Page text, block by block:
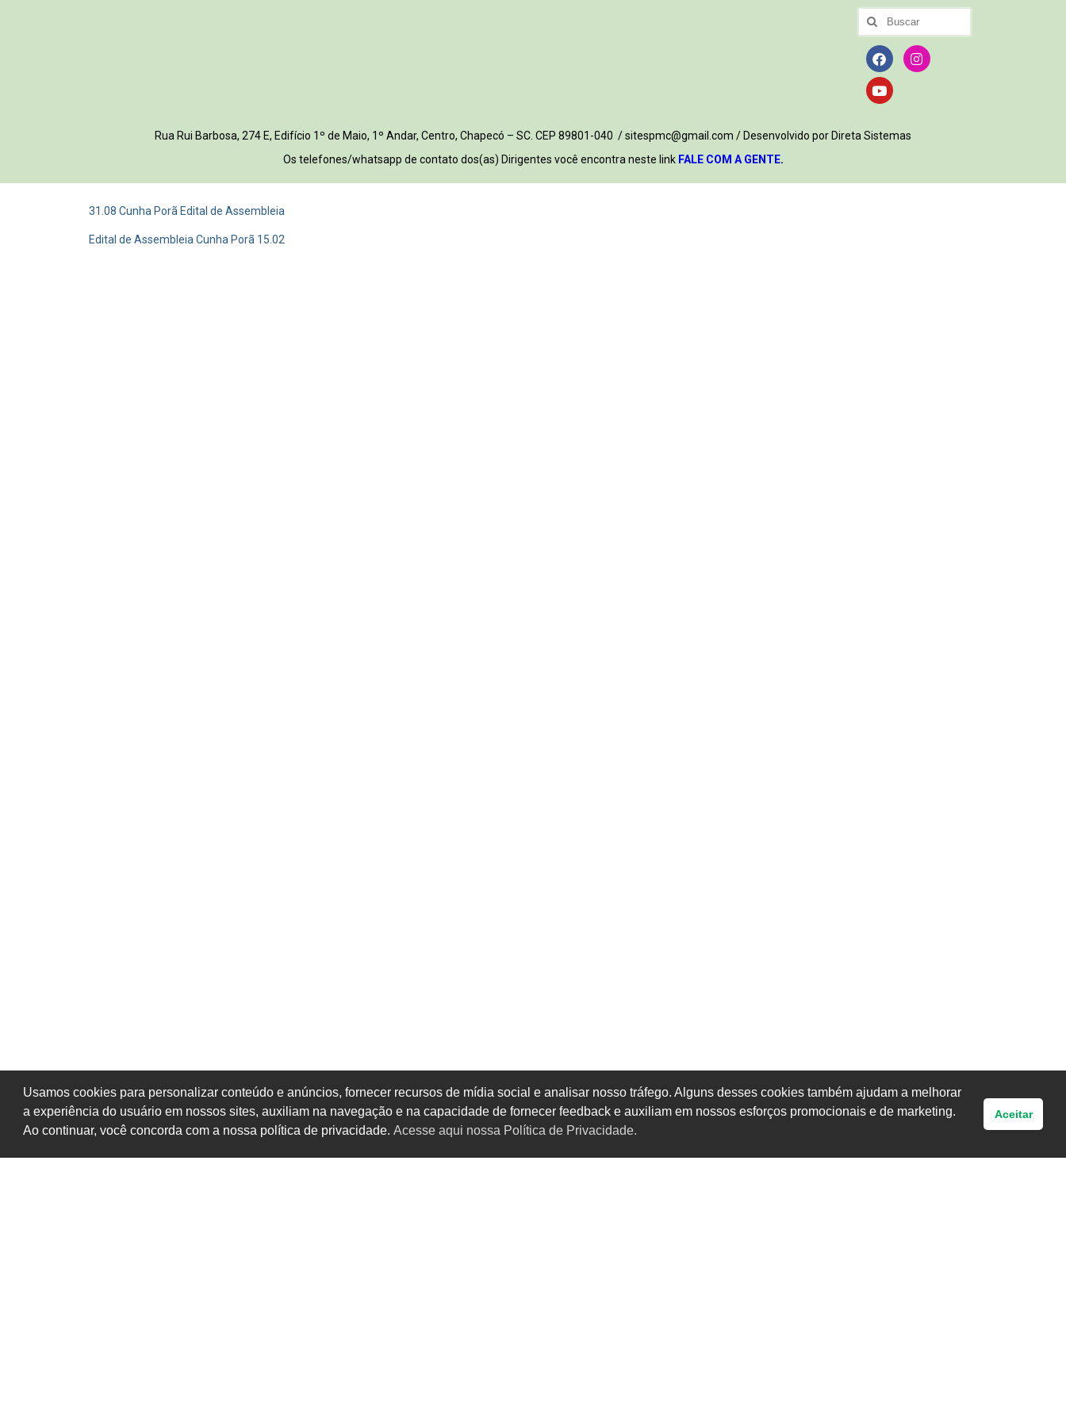
Rua Rui Barbosa, 274 E, Edifício 1º de Maio, 1º Andar, Centro, Chapecó – SC. CEP 89801-040 / sitespmc@gmail.com / Desenvolvido por Direta Sistemas
Os telefones/whatsapp de contato dos(as) Dirigentes você encontra neste link FALE COM A GENTE.
31.08 Cunha Porã Edital de Assembleia
Edital de Assembleia Cunha Porã 15.02
Usamos cookies para personalizar conteúdo e anúncios, fornecer recursos de mídia social e analisar nosso tráfego. Alguns desses cookies também ajudam a melhorar
a experiência do usuário em nossos sites, auxiliam na navegação e na capacidade de fornecer feedback e auxiliam em nossos esforços promocionais e de marketing.
Ao continuar, você concorda com a nossa política de privacidade. Acesse aqui nossa Política de Privacidade.
Aceitar